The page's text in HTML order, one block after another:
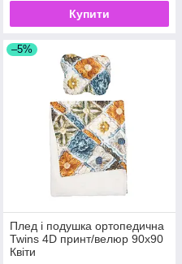
Купити
–5%
Плед і подушка ортопедична
Twins 4D принт/велюр 90х90
Квіти